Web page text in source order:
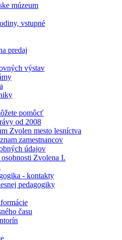
múzeum
vstupné
predaj
výstav
pomôcť
od 2008
Zvolen mesto lesníctva
zamestnancov
údajov
Zvolena I.
- kontakty
pedagogiky
času